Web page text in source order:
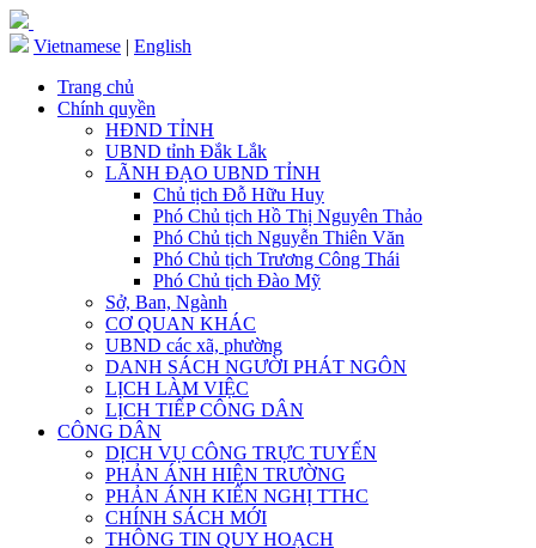
Vietnamese | English
Trang chủ
Chính quyền
HĐND TỈNH
UBND tỉnh Đắk Lắk
LÃNH ĐẠO UBND TỈNH
Chủ tịch Đỗ Hữu Huy
Phó Chủ tịch Hồ Thị Nguyên Thảo
Phó Chủ tịch Nguyễn Thiên Văn
Phó Chủ tịch Trương Công Thái
Phó Chủ tịch Đào Mỹ
Sở, Ban, Ngành
CƠ QUAN KHÁC
UBND các xã, phường
DANH SÁCH NGƯỜI PHÁT NGÔN
LỊCH LÀM VIỆC
LỊCH TIẾP CÔNG DÂN
CÔNG DÂN
DỊCH VỤ CÔNG TRỰC TUYẾN
PHẢN ÁNH HIỆN TRƯỜNG
PHẢN ÁNH KIẾN NGHỊ TTHC
CHÍNH SÁCH MỚI
THÔNG TIN QUY HOẠCH